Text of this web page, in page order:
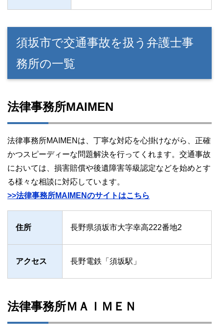
須坂市で交通事故を扱う弁護士事
務所の一覧
法律事務所MAIMEN
法律事務所MAIMENは、丁寧な対応を心掛けながら、正確
かつスピーディーな問題解決を行ってくれます。交通事故
においては、損害賠償や後遺障害等級認定などを始めとす
る様々な相談に対応しています。
>>法律事務所MAIMENのサイトはこちら
住所 長野県須坂市大字幸高222番地2
アクセス 長野電鉄「須坂駅」
法律事務所ＭＡＩＭＥＮ